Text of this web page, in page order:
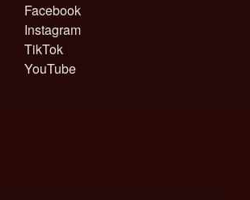
Facebook
Instagram
TikTok
YouTube